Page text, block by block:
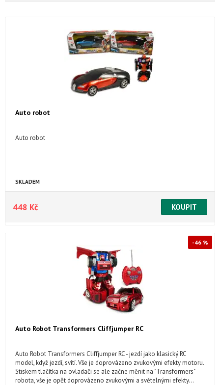
Auto robot
Auto robot
SKLADEM
448 Kč
-46 %
Auto Robot Transformers Cliffjumper RC
Auto Robot Transformers Cliffjumper RC - jezdí jako klasický RC
model, když jezdí, svítí. Vše je doprovázeno zvukovými efekty motoru.
Stiskem tlačítka na ovladači se ale začne měnit na "Transformers"
robota, vše je opět doprovázeno zvukovými a světelnými efekty...